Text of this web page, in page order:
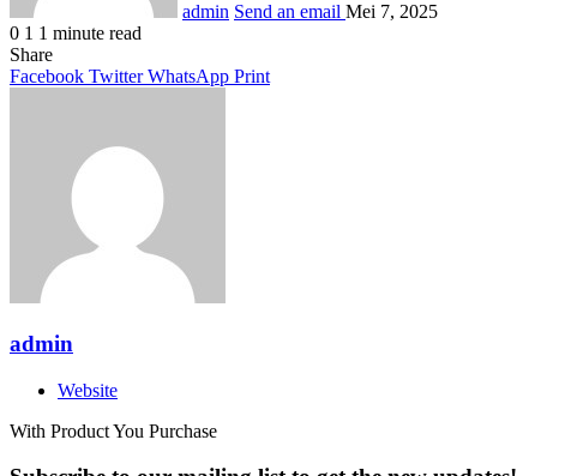
admin Send an email Mei 7, 2025
0 1 1 minute read
Share
Facebook Twitter WhatsApp Print
admin
Website
With Product You Purchase